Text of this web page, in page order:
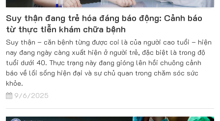
Suy thận đang trẻ hóa đáng báo động: Cảnh báo
từ thực tiễn khám chữa bệnh
Suy thận – căn bệnh từng được coi là của người cao tuổi – hiện
nay đang ngày càng xuất hiện ở người trẻ, đặc biệt là trong độ
tuổi dưới 40. Thực trạng này đang gióng lên hồi chuông cảnh
báo về lối sống hiện đại và sự chủ quan trong chăm sóc sức
khỏe.
9/6/2025